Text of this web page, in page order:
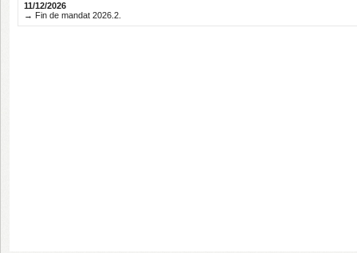
11/12/2026
→ Fin de mandat 2026.2.